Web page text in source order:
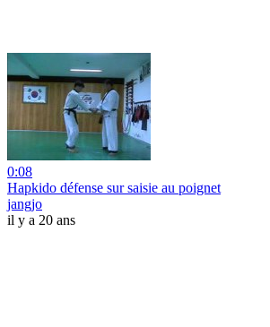
0:08
Hapkido défense sur saisie au poignet
jangjo
il y a 20 ans